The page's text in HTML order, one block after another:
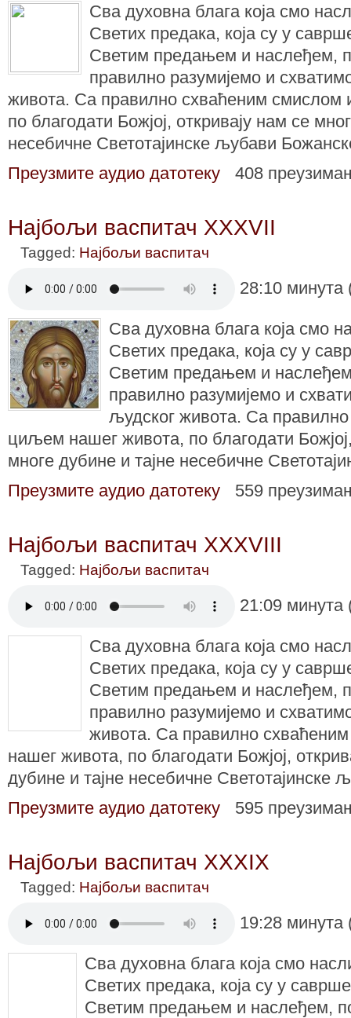
Сва духовна блага која смо
Светих предака, која су у
Светим предањем и наслеђем,
правилно разумијемо и
живота. Са правилно схваћеним
по благодати Божјој, откривају нам се
несебичне Светотајинске љубави
Преузмите аудио датотеку
408
Најбољи васпитач XXXVII
Tagged: Најбољи васпитач
28:10
Сва духовна блага која смо
Светих предака, која су у
Светим предањем и
правилно разумијемо и
људског живота. Са
циљем нашег живота, по благодати
многе дубине и тајне несебичне
Преузмите аудио датотеку
559
Најбољи васпитач XXXVIII
Tagged: Најбољи васпитач
21:09
Сва духовна блага која смо
Светих предака, која су у
Светим предањем и наслеђем,
правилно разумијемо и
живота. Са правилно
нашег живота, по благодати Божјој,
дубине и тајне несебичне Светотајинске
Преузмите аудио датотеку
595
Најбољи васпитач XXXIX
Tagged: Најбољи васпитач
19:28
Сва духовна блага која смо
Светих предака, која су у
Светим предањем и наслеђем,